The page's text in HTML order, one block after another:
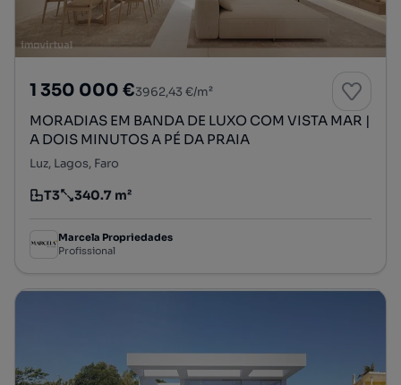
1 350 000 €3962,43 €/m²
MORADIAS EM BANDA DE LUXO COM VISTA MAR |
A DOIS MINUTOS A PÉ DA PRAIA
Luz, Lagos, Faro
Tipologia
T3
Preço por metro quadrado
340.7 m²
Marcela Propriedades
Profissional